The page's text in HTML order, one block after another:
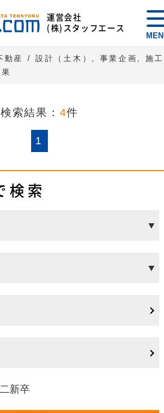
運営会社
(株)スタッフエース
動産 / 設計（土木）, 事業企画, 施工
検索結果： 4件
1
検索
新卒